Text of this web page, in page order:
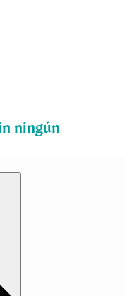
ningún